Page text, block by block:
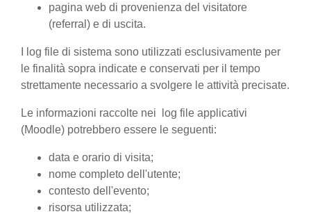
pagina web di provenienza del visitatore
(referral) e di uscita.
I log file di sistema sono utilizzati esclusivamente per
le finalità sopra indicate e conservati per il tempo
strettamente necessario a svolgere le attività precisate.
Le informazioni raccolte nei log file applicativi
(Moodle) potrebbero essere le seguenti:
data e orario di visita;
nome completo dell'utente;
contesto dell'evento;
risorsa utilizzata;